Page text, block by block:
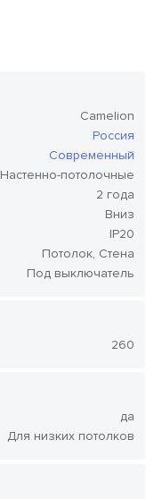
Camelion
Россия
Современный
Настенно-потолочные
2 года
Вниз
IP20
Потолок, Стена
Под выключатель
260
да
Для низких потолков